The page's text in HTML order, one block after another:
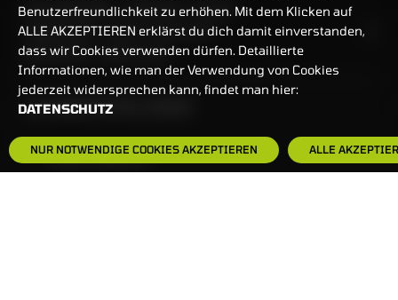
BANKEINSTELLUNGEN
HÄUFIG GESUCHT:
REALTIMEKURSE 07.08.2026
18:27:49
HANDELSZEIT
MO-FR: 7:30-23 UHR
ZERTIFIKATE
8:00-22 UHR
Benutzerfreundlichkeit zu erhöhen. Mit dem Klicken auf
ALLE AKZEPTIEREN erklärst du dich damit einverstanden,
dass wir Cookies verwenden dürfen. Detaillierte
Informationen, wie man der Verwendung von Cookies
jederzeit widersprechen kann, findet man hier:
DATENSCHUTZ
NUR NOTWENDIGE COOKIES AKZEPTIEREN ALLE